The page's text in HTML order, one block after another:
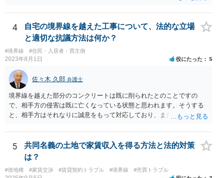
4
自宅の境界線を越えた工事について、法的な立場
と適切な抗議方法は何か？
#境界線 #住民・入居者・買主側
2023年8月1日 役にたった 5
佐々木 久郎 弁護士
境界線を越えた部分のコンクリートは既に削られたとのことですの
で、相手方の侵害は既に亡くなっている状態と思われます。そうする
と、相手方はそれなりに誠意をもって対応しており、また、実際に相
は使用料や損害賠償の請求をすることは難しいと考えられます。ここ
から先は、現場を見る等して具体的な事実関係を踏まえなければ判断
が難しいので、本法律相談では対応が難しいです。
5
共同名義の土地で家賃収入を得る方法と法的対策
は？
#借地権 #家賃交渉 #賃貸契約トラブル #境界線 #売買トラブル